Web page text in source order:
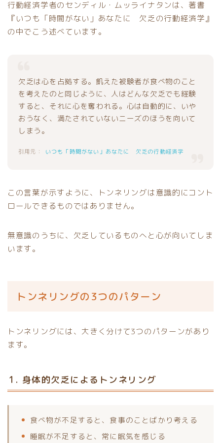
行動経済学者のセンディル・ムッライナタンは、著書
『いつも「時間がない」あなたに 欠乏の行動経済学』
の中でこう述べています。
欠乏は心を占拠する。飢えた被験者が食べ物のこと
を考えたのと同じように、人はどんな欠乏でも経験
すると、それに心を奪われる。心は自動的に、いや
おうなく、満たされていないニーズのほうを向いて
しまう。
いつも「時間がない」あなたに 欠乏の行動経済学
この言葉が示すように、トンネリングは意識的にコント
ロールできるものではありません。
無意識のうちに、欠乏しているものへと心が向いてしま
います。
トンネリングの3つのパターン
トンネリングには、大きく分けて3つのパターンがあり
ます。
1. 身体的欠乏によるトンネリング
食べ物が不足すると、食事のことばかり考える
睡眠が不足すると、常に眠気を感じる